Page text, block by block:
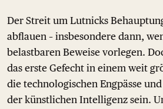
Der Streit um Lutnicks
abflauen – insbesondere dann,
belastbaren Beweise vorlegen.
das erste Gefecht in einem weit
die technologischen Engpässe
der künstlichen Intelligenz sein.